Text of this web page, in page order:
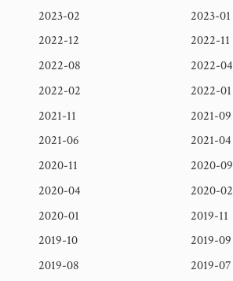
2023-02
2023-01
2022-12
2022-11
2022-08
2022-04
2022-02
2022-01
2021-11
2021-09
2021-06
2021-04
2020-11
2020-09
2020-04
2020-02
2020-01
2019-11
2019-10
2019-09
2019-08
2019-07